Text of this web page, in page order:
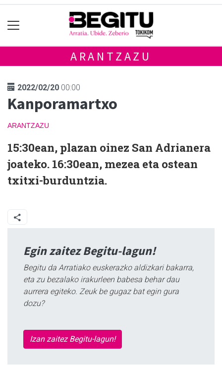
ARANTZAZU
2022/02/20 00:00
Kanporamartxo
ARANTZAZU
15:30ean, plazan oinez San Adrianera
joateko. 16:30ean, mezea eta ostean
txitxi-burduntzia.
Egin zaitez Begitu-lagun!
Begitu da Arratiako euskerazko aldizkari bakarra,
eta zu bezalako irakurleen babesa behar dau
aurrera egiteko. Zeuk be gugaz bat egin gura
dozu?
Izan zaitez Begitu-lagun!